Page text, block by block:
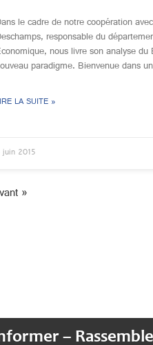
le cadre de notre coopération
responsable du
nous livre son analyse
paradigme. Bienvenue dans
LA SUITE »
2015
»
–